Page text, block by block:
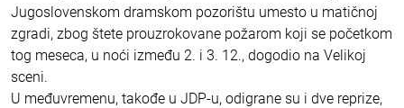
Jugoslovenskom dramskom pozorištu umesto u matičnoj
zgradi, zbog štete prouzrokovane požarom koji se početkom
tog meseca, u noći između 2. i 3. 12., dogodio na Velikoj
sceni.
U međuvremenu, takođe u JDP-u, odigrane su i dve reprize,